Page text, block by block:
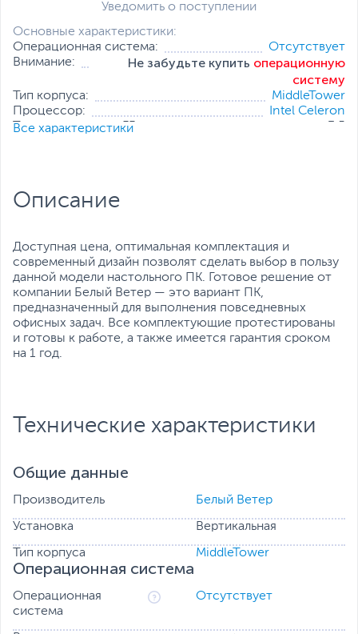
Основные характеристики:
Операционная система:
Отсутствует
Внимание:
Не забудьте купить операционную
систему
Тип корпуса:
MiddleTower
Процессор:
Intel Celeron
Тактовая частота, ГГц:
Дополнительные
Все характеристики
Уведомить о поступлении
Описание
Доступная цена, оптимальная комплектация и
современный дизайн позволят сделать выбор в пользу
данной модели настольного ПК. Готовое решение от
компании Белый Ветер — это вариант ПК,
предназначенный для выполнения повседневных
офисных задач. Все комплектующие протестированы
и готовы к работе, а также имеется гарантия сроком
на 1 год.
Технические характеристики
Общие данные
Производитель Белый Ветер
Установка Вертикальная
Тип корпуса MiddleTower
Операционная система
Операционная
система
Отсутствует